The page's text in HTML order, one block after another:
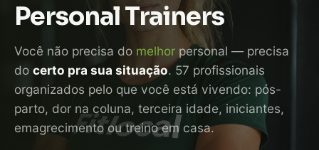
Personal Trainers
Você não precisa do melhor personal — precisa
do certo pra sua situação. 57 profissionais
organizados pelo que você está vivendo: pós-
parto, dor na coluna, terceira idade, iniciantes,
emagrecimento ou treino em casa.